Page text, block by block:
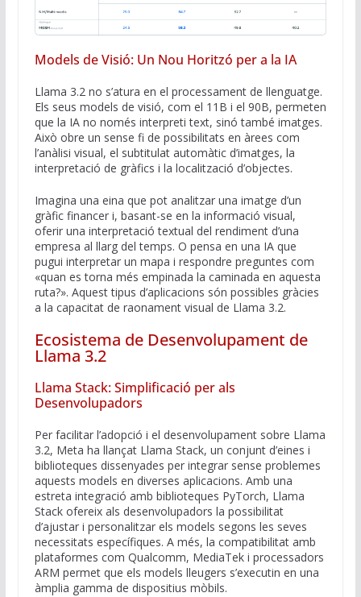
Models de Visió: Un Nou Horitzó per a la IA
Llama 3.2 no s’atura en el processament de llenguatge.
Els seus models de visió, com el 11B i el 90B, permeten
que la IA no només interpreti text, sinó també imatges.
Això obre un sense fi de possibilitats en àrees com
l’anàlisi visual, el subtitulat automàtic d’imatges, la
interpretació de gràfics i la localització d’objectes.
Imagina una eina que pot analitzar una imatge d’un
gràfic financer i, basant-se en la informació visual,
oferir una interpretació textual del rendiment d’una
empresa al llarg del temps. O pensa en una IA que
pugui interpretar un mapa i respondre preguntes com
«quan es torna més empinada la caminada en aquesta
ruta?». Aquest tipus d’aplicacions són possibles gràcies
a la capacitat de raonament visual de Llama 3.2.
Ecosistema de Desenvolupament de
Llama 3.2
Llama Stack: Simplificació per als
Desenvolupadors
Per facilitar l’adopció i el desenvolupament sobre Llama
3.2, Meta ha llançat Llama Stack, un conjunt d’eines i
biblioteques dissenyades per integrar sense problemes
aquests models en diverses aplicacions. Amb una
estreta integració amb biblioteques PyTorch, Llama
Stack ofereix als desenvolupadors la possibilitat
d’ajustar i personalitzar els models segons les seves
necessitats específiques. A més, la compatibilitat amb
plataformes com Qualcomm, MediaTek i processadors
ARM permet que els models lleugers s’executin en una
àmplia gamma de dispositius mòbils.